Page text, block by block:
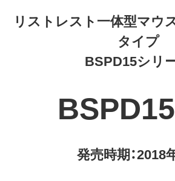
リストレスト一体型マウ
タイプ
BSPD15シリ
発売時期：2018